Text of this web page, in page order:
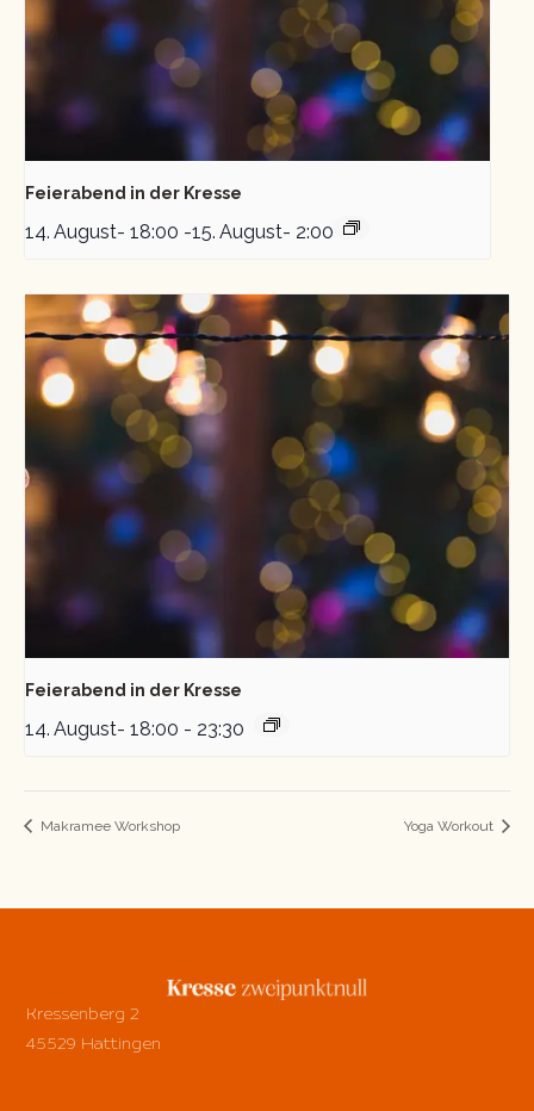
Feierabend in der Kresse
14. August- 18:00 -15. August- 2:00
Feierabend in der Kresse
14. August- 18:00 - 23:30
Makramee Workshop Yoga Workout
Kressenberg 2
45529 Hattingen